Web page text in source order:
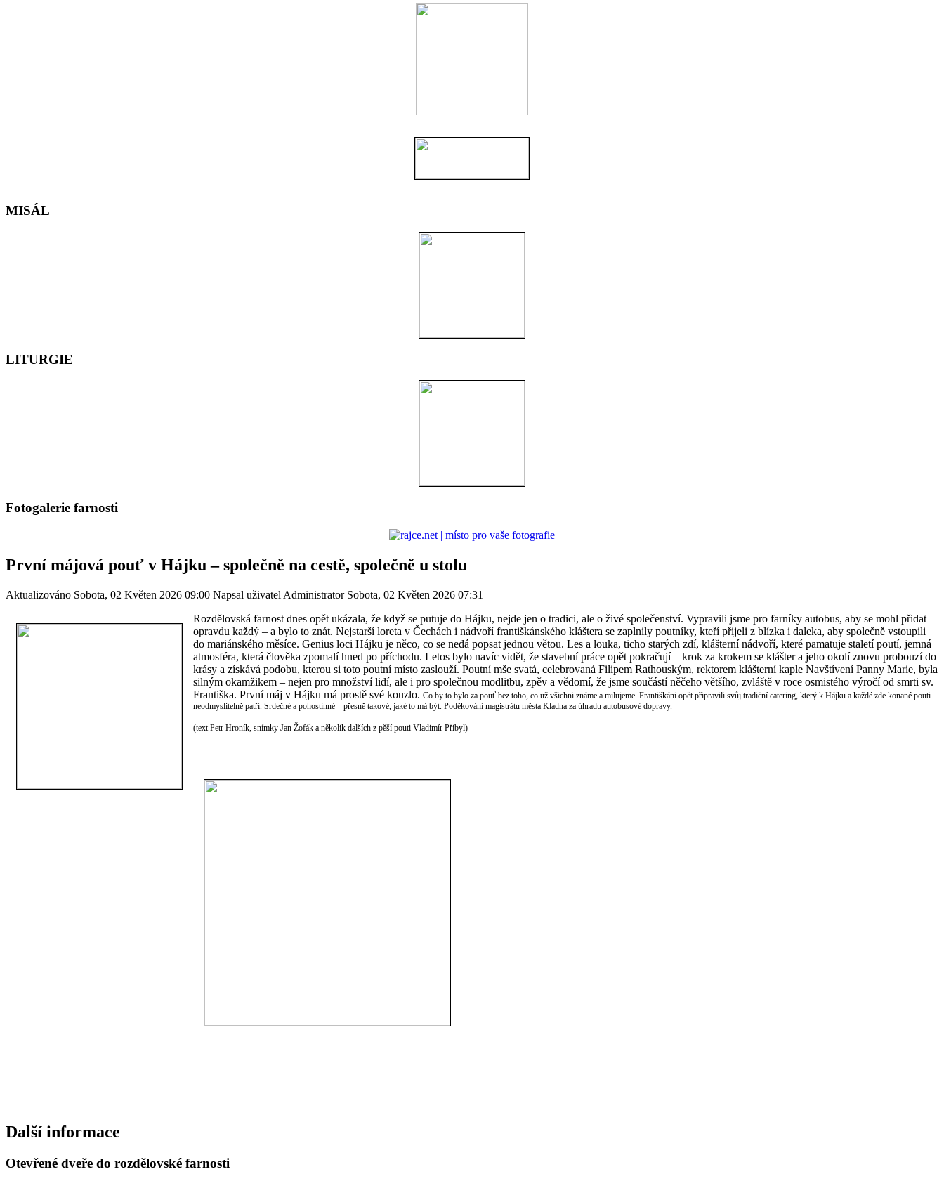
MISÁL
LITURGIE
Fotogalerie farnosti
První májová pouť v Hájku – společně na cestě, společně u stolu
Aktualizováno Sobota, 02 Květen 2026 09:00 Napsal uživatel Administrator Sobota, 02 Květen 2026 07:31
Rozdělovská farnost dnes opět ukázala, že když se putuje do Hájku, nejde jen o tradici, ale o živé společenství. Vypravili jsme pro farníky autobus, aby se mohl přidat
opravdu každý – a bylo to znát. Nejstarší loreta v Čechách i nádvoří františkánského kláštera se zaplnily poutníky, kteří přijeli z blízka i daleka, aby společně vstoupili
do mariánského měsíce. Genius loci Hájku je něco, co se nedá popsat jednou větou. Les a louka, ticho starých zdí, klášterní nádvoří, které pamatuje staletí poutí, jemná
atmosféra, která člověka zpomalí hned po příchodu. Letos bylo navíc vidět, že stavební práce opět pokračují – krok za krokem se klášter a jeho okolí znovu probouzí do
krásy a získává podobu, kterou si toto poutní místo zaslouží. Poutní mše svatá, celebrovaná Filipem Rathouským, rektorem klášterní kaple Navštívení Panny Marie, byla
silným okamžikem – nejen pro množství lidí, ale i pro společnou modlitbu, zpěv a vědomí, že jsme součástí něčeho většího, zvláště v roce osmistého výročí od smrti sv.
Františka. První máj v Hájku má prostě své kouzlo. Co by to bylo za pouť bez toho, co už všichni známe a milujeme. Františkáni opět připravili svůj tradiční catering, který k Hájku a každé zde konané pouti
neodmyslitelně patří. Srdečné a pohostinné – přesně takové, jaké to má být. Poděkování magistrátu města Kladna za úhradu autobusové dopravy.
(text Petr Hroník, snímky Jan Žofák a několik dalších z pěší pouti Vladimír Přibyl)
Další informace
Otevřené dveře do rozdělovské farnosti